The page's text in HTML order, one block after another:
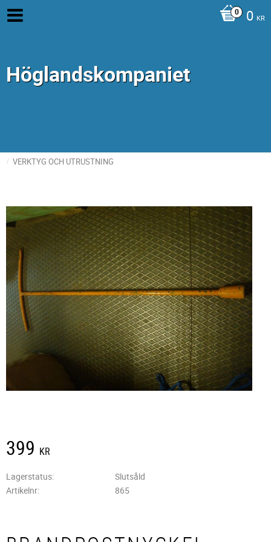
0 KR
Höglandskompaniet
VERKTYG OCH UTRUSTNING
399 KR
Lagerstatus
Slutsåld
Artikelnr
865